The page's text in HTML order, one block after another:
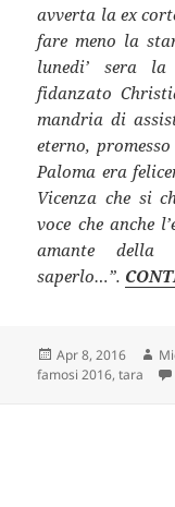
avverta la ex
fare meno la
lunedi’ sera
fidanzato
mandria di
eterno,
Paloma era
Vicenza che si
voce che anche
amante della
saperlo…”.
Scritto
il
Apr 8, 2016
famosi 2016,tara